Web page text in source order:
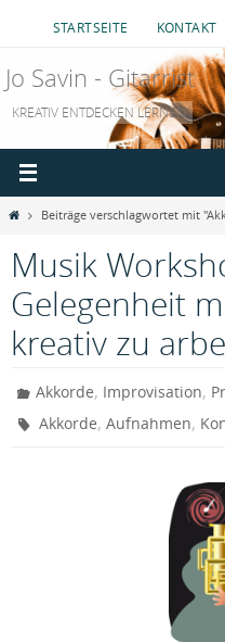
springen
STARTSEITE KONTAKT
Jo Savin - Gitarrist
KREATIV ENTDECKEN LERNEN
StartBeiträge verschlagwortet mit
Musik
Gelegenheit
kreativ zu
Akkorde, Improvisation,
Akkorde,Aufnahmen,